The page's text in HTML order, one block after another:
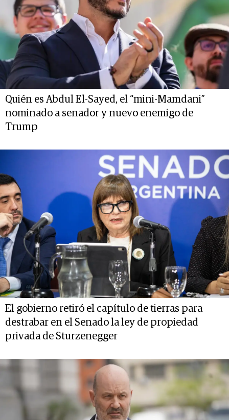
Quién es Abdul El-Sayed, el “mini-Mamdani”
nominado a senador y nuevo enemigo de
Trump
El gobierno retiró el capítulo de tierras para
destrabar en el Senado la ley de propiedad
privada de Sturzenegger